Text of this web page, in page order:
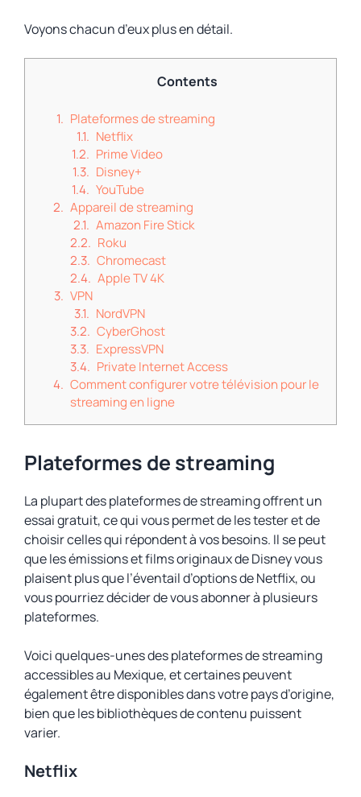
Voyons chacun d’eux plus en détail.
Contents
Plateformes de streaming
Netflix
Prime Video
Disney+
YouTube
Appareil de streaming
Amazon Fire Stick
Roku
Chromecast
Apple TV 4K
VPN
NordVPN
CyberGhost
ExpressVPN
Private Internet Access
Comment configurer votre télévision pour le
streaming en ligne
Plateformes de streaming
La plupart des plateformes de streaming offrent un
essai gratuit, ce qui vous permet de les tester et de
choisir celles qui répondent à vos besoins. Il se peut
que les émissions et films originaux de Disney vous
plaisent plus que l’éventail d’options de Netflix, ou
vous pourriez décider de vous abonner à plusieurs
plateformes.
Voici quelques-unes des plateformes de streaming
accessibles au Mexique, et certaines peuvent
également être disponibles dans votre pays d’origine,
bien que les bibliothèques de contenu puissent
varier.
Netflix